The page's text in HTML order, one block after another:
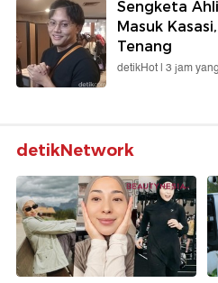
Sengketa
Masuk
Tenang
detikHot | 3 jam
detikNetwork